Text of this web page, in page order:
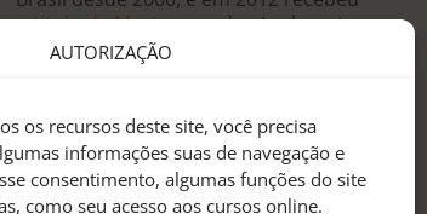
AUTORIZAÇÃO
os recursos deste site, você precisa
informações suas de navegação e
consentimento, algumas funções do site
como seu acesso aos cursos online.
otítulo de Mestre, sendo atualmente
a únicaMentora Oficial
língua portuguesa.